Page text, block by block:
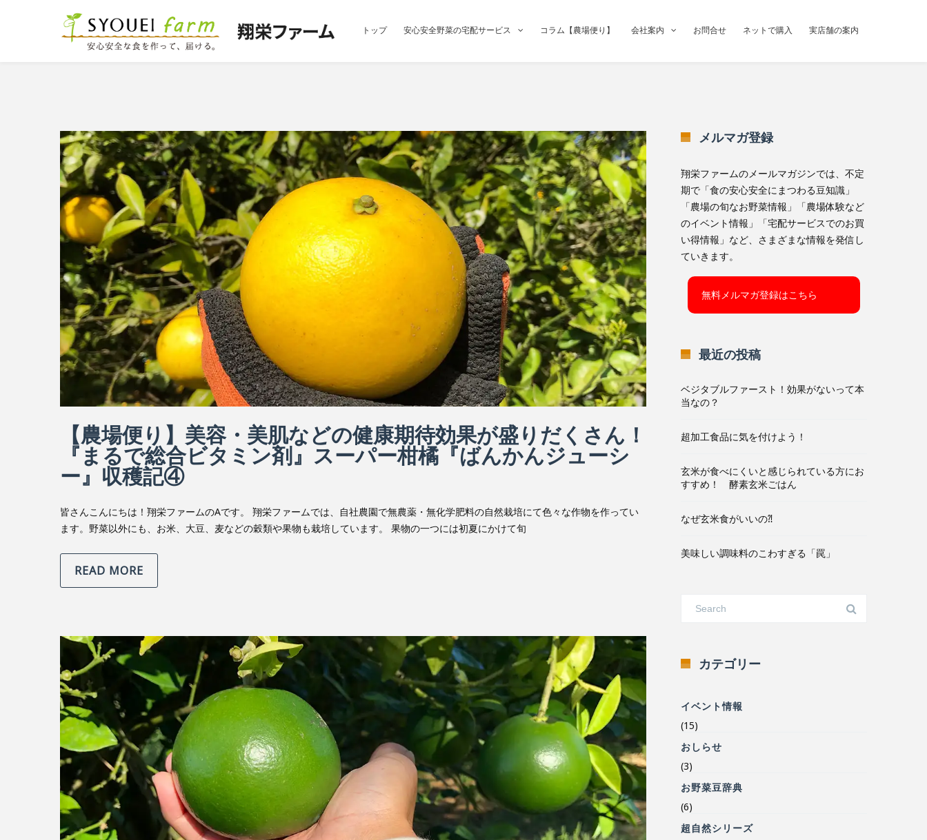
トップ 安心安全野菜の宅配サービス コラム【農場便り】 会社案内 お問合せ ネットで購入 実店舗の案内
【農場便り】美容・美肌などの健康期待効果が盛りだくさん！
『まるで総合ビタミン剤』スーパー柑橘『ばんかんジューシ
ー』収穫記④
皆さんこんにちは！翔栄ファームのAです。 翔栄ファームでは、自社農園で無農薬・無化学肥料の自然栽培にて色々な作物を作ってい
ます。野菜以外にも、お米、大豆、麦などの穀類や果物も栽培しています。 果物の一つには初夏にかけて旬
READ MORE
メルマガ登録
翔栄ファームのメールマガジンでは、不定
期で「食の安心安全にまつわる豆知識」
「農場の旬なお野菜情報」「農場体験など
のイベント情報」「宅配サービスでのお買
い得情報」など、さまざまな情報を発信し
ていきます。
無料メルマガ登録はこちら
最近の投稿
ベジタブルファースト！効果がないって本
当なの？
超加工食品に気を付けよう！
玄米が食べにくいと感じられている方にお
すすめ！ 酵素玄米ごはん
なぜ玄米食がいいの⁈
美味しい調味料のこわすぎる「罠」
カテゴリー
イベント情報
(15)
おしらせ
(3)
お野菜豆辞典
(6)
超自然シリーズ